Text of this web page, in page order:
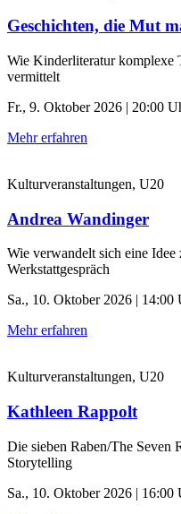
Geschichten, die Mut
Wie Kinderliteratur komplexe
vermittelt
Fr., 9. Oktober 2026 | 20:00
Mehr erfahren
Kulturveranstaltungen, U20
Andrea Wandinger
Wie verwandelt sich eine Idee
Werkstattgespräch
Sa., 10. Oktober 2026 | 14:00
Mehr erfahren
Kulturveranstaltungen, U20
Kathleen Rappolt
Die sieben Raben/The Seven
Storytelling
Sa., 10. Oktober 2026 | 16:00